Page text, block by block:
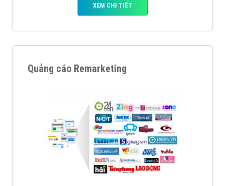
XEM CHI TIẾT
Quảng cáo Remarketing